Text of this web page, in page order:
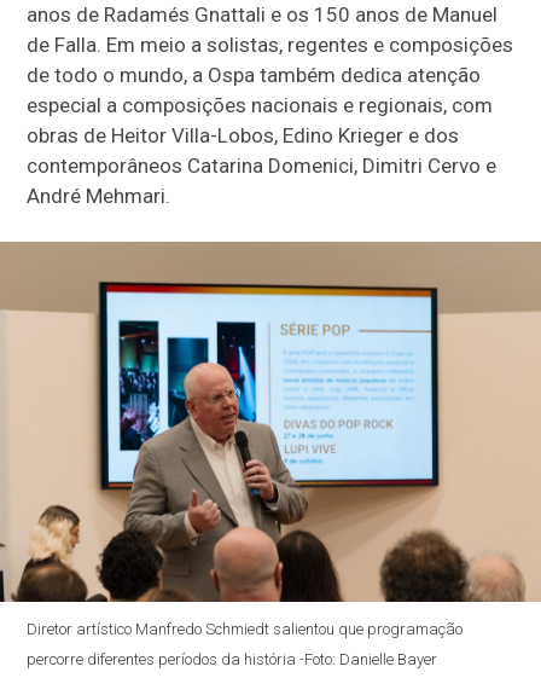
anos de Radamés Gnattali e os 150 anos de Manuel
de Falla. Em meio a solistas, regentes e composições
de todo o mundo, a Ospa também dedica atenção
especial a composições nacionais e regionais, com
obras de Heitor Villa-Lobos, Edino Krieger e dos
contemporâneos Catarina Domenici, Dimitri Cervo e
André Mehmari.
Diretor artístico Manfredo Schmiedt salientou que programação
percorre diferentes períodos da história -Foto: Danielle Bayer